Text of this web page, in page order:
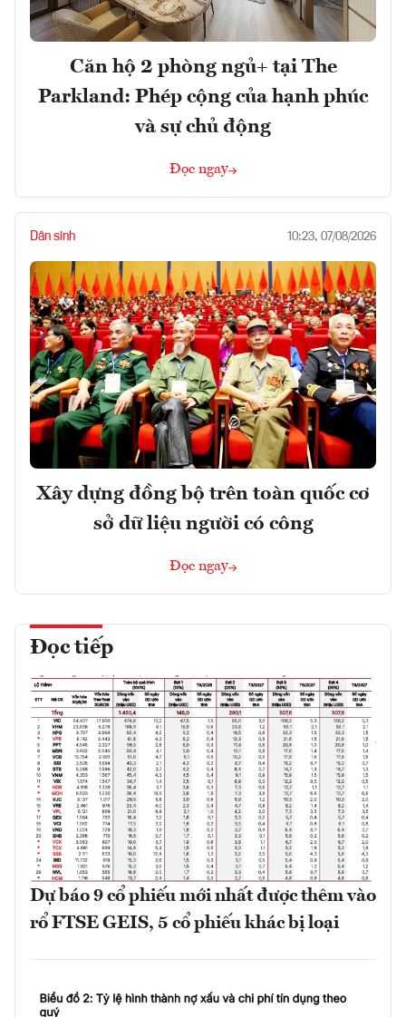
Căn hộ 2 phòng ngủ+ tại The
Parkland: Phép cộng của hạnh phúc
và sự chủ động
Đọc ngay
Dân sinh 10:23, 07/08/2026
Xây dựng đồng bộ trên toàn quốc cơ
sở dữ liệu người có công
Đọc ngay
Đọc tiếp
Dự báo 9 cổ phiếu mới nhất được thêm vào
rổ FTSE GEIS, 5 cổ phiếu khác bị loại